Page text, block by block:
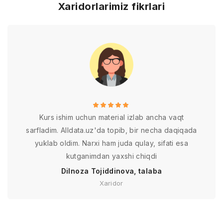
Xaridorlarimiz fikrlari
Kurs ishim uchun material izlab ancha vaqt
sarfladim. Alldata.uz'da topib, bir necha daqiqada
yuklab oldim. Narxi ham juda qulay, sifati esa
kutganimdan yaxshi chiqdi
Dilnoza Tojiddinova, talaba
Xaridor